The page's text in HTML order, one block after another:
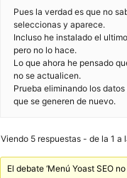
Pues la verdad es que no
seleccionas y aparece.
Incluso he instalado el
pero no lo hace.
Lo que ahora he pensado
no se actualicen.
Prueba eliminando los
que se generen de nuevo.
Viendo 5 respuestas - de la 1 a
El debate ‘Menú Yoast SEO